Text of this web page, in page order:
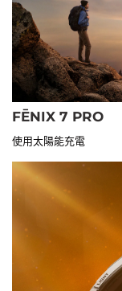
FĒNIX 7 PRO
使用太陽能充電